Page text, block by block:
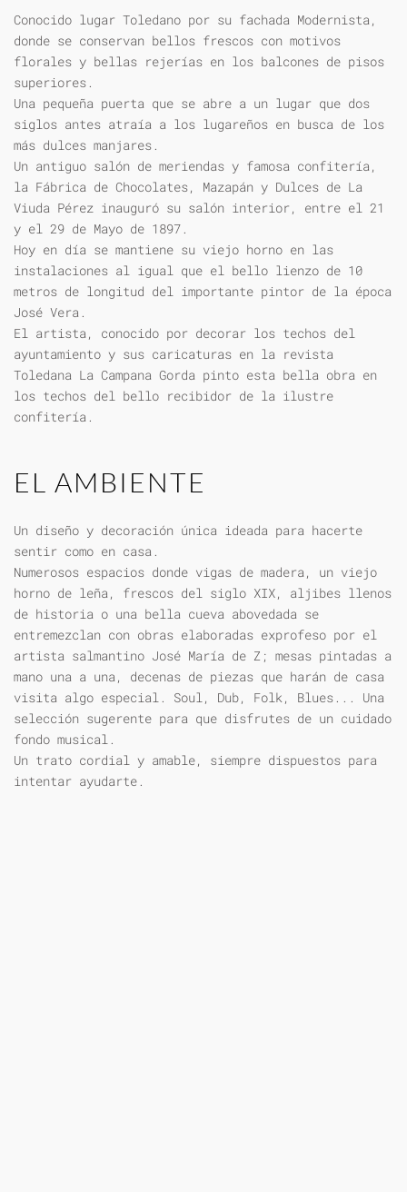
Conocido lugar Toledano por su fachada Modernista,
donde se conservan bellos frescos con motivos
florales y bellas rejerías en los balcones de pisos
superiores.
Una pequeña puerta que se abre a un lugar que dos
siglos antes atraía a los lugareños en busca de los
más dulces manjares.
Un antiguo salón de meriendas y famosa confitería,
la Fábrica de Chocolates, Mazapán y Dulces de La
Viuda Pérez inauguró su salón interior, entre el 21
y el 29 de Mayo de 1897.
Hoy en día se mantiene su viejo horno en las
instalaciones al igual que el bello lienzo de 10
metros de longitud del importante pintor de la época
José Vera.
El artista, conocido por decorar los techos del
ayuntamiento y sus caricaturas en la revista
Toledana La Campana Gorda pinto esta bella obra en
los techos del bello recibidor de la ilustre
confitería.
EL AMBIENTE
Un diseño y decoración única ideada para hacerte
sentir como en casa.
Numerosos espacios donde vigas de madera, un viejo
horno de leña, frescos del siglo XIX, aljibes llenos
de historia o una bella cueva abovedada se
entremezclan con obras elaboradas exprofeso por el
artista salmantino José María de Z; mesas pintadas a
mano una a una, decenas de piezas que harán de casa
visita algo especial. Soul, Dub, Folk, Blues... Una
selección sugerente para que disfrutes de un cuidado
fondo musical.
Un trato cordial y amable, siempre dispuestos para
intentar ayudarte.